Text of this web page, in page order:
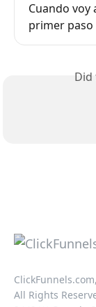
Cuando voy
primer
Did
All Rights